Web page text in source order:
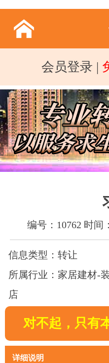
会员登录 |
编号：10762 时间
信息类型：转让
所属行业：家居建材-
店
对不起，只有
详细说明